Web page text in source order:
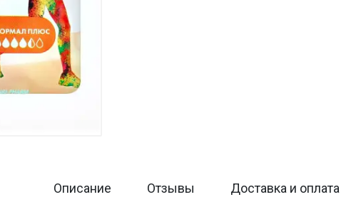
Описание Отзывы Доставка и оплата